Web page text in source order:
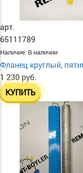
арт.
65111789
Наличие: В наличии
Фланец круглый,
1 230 руб.
КУПИТЬ